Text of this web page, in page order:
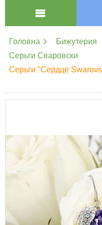
Головна Бижутерия
Серьги Сваровски
Серьги "Сердце